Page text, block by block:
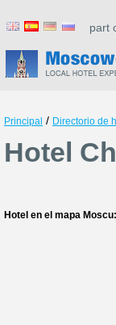
part
Principal / Directorio de
Hotel
Hotel en el mapa Moscu: